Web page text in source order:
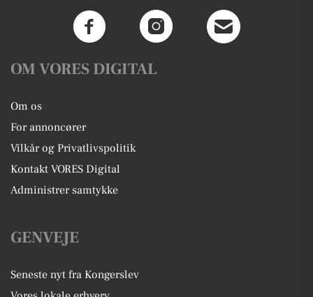
OM VORES DIGITAL
Om os
For annoncører
Vilkår og Privatlivspolitik
Kontakt VORES Digital
Administrer samtykke
GENVEJE
Seneste nyt fra Kongerslev